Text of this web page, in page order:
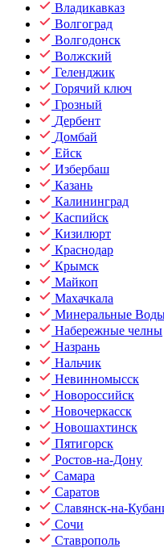
Владикавказ
Волгоград
Волгодонск
Волжский
Геленджик
Горячий ключ
Грозный
Дербент
Домбай
Ейск
Избербаш
Казань
Калининград
Каспийск
Кизилюрт
Краснодар
Крымск
Майкоп
Махачкала
Минеральные
Набережные челны
Назрань
Нальчик
Невинномысск
Новороссийск
Новочеркасск
Новошахтинск
Пятигорск
Ростов-на-Дону
Самара
Саратов
Славянск-на-
Сочи
Ставрополь